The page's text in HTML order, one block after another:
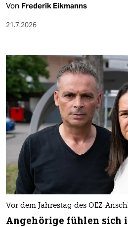
Von Frederik Eikmanns
21.7.2026
Vor dem Jahrestag des OEZ-
Angehörige fühlen sich